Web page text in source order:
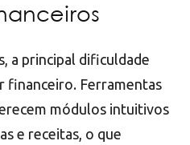
a principal dificuldade
financeiro. Ferramentas
módulos intuitivos
e receitas, o que